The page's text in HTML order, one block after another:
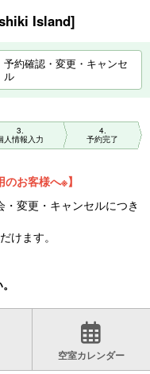
Island]
予約確認・変更・キャンセ
ル
3
人情報入力
4
予約完了
お客様へ※】
変更・キャンセルにつき
けます。
空室カレンダー